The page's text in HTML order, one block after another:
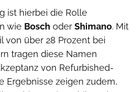
ist hierbei die Rolle
wie Bosch oder Shimano. Mit
von über 28 Prozent bei
tragen diese Namen
von Refurbished-
Ergebnisse zeigen zudem,